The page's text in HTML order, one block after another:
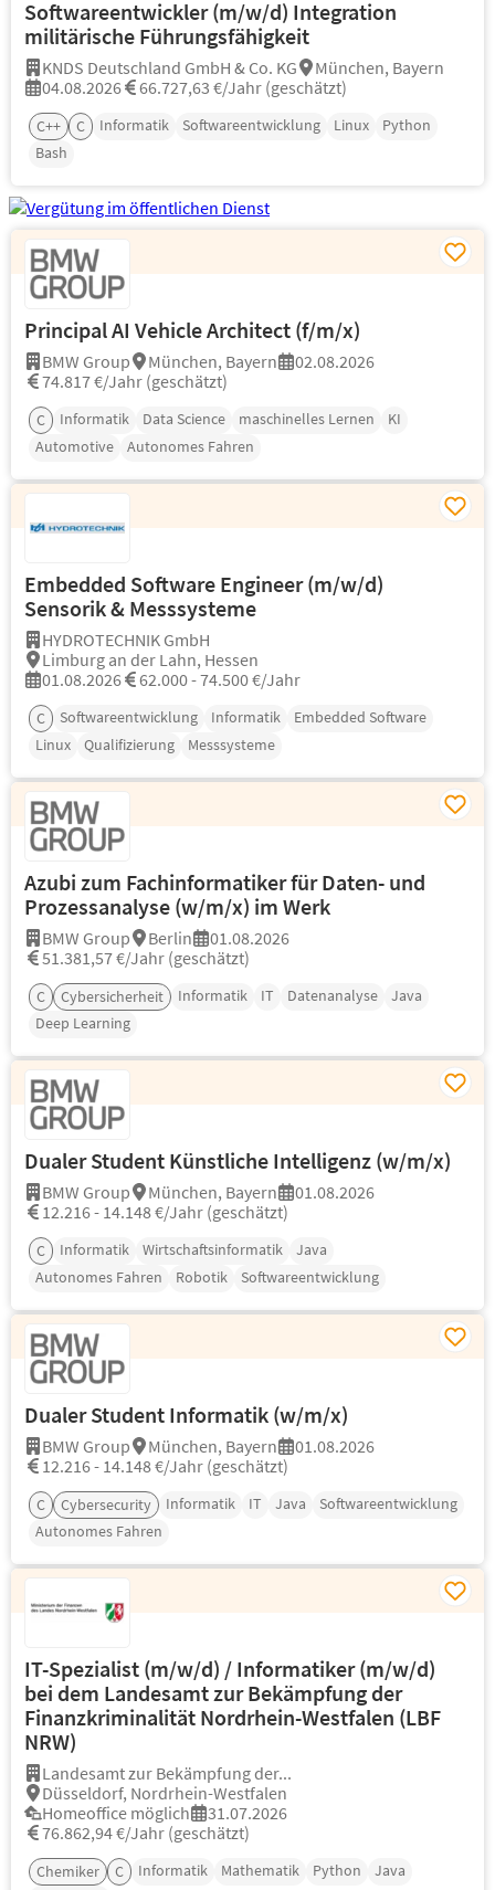
Softwareentwickler (m/w/d) Integration
militärische Führungsfähigkeit
KNDS Deutschland GmbH & Co. KG
München, Bayern
04.08.2026
66.727,63 €/Jahr (geschätzt)
C++ C Informatik Softwareentwicklung Linux
Python
Bash
Principal AI Vehicle Architect (f/m/x)
BMW Group München, Bayern
02.08.2026
74.817 €/Jahr (geschätzt)
C Informatik Data Science maschinelles Lernen
KI
Automotive
Autonomes Fahren
Embedded Software Engineer (m/w/d)
Sensorik & Messsysteme
HYDROTECHNIK GmbH
Limburg an der Lahn, Hessen
01.08.2026
62.000 - 74.500 €/Jahr
C Softwareentwicklung Informatik
Embedded Software
Linux
Qualifizierung Messsysteme
Azubi zum Fachinformatiker für Daten- und
Prozessanalyse (w/m/x) im Werk
BMW Group Berlin
01.08.2026
51.381,57 €/Jahr (geschätzt)
C Cybersicherheit Informatik IT Datenanalyse
Java
Deep Learning
Dualer Student Künstliche Intelligenz (w/m/x)
BMW Group München, Bayern
01.08.2026
12.216 - 14.148 €/Jahr (geschätzt)
C Informatik Wirtschaftsinformatik
Java
Autonomes Fahren
Robotik Softwareentwicklung
Dualer Student Informatik (w/m/x)
BMW Group München, Bayern
01.08.2026
12.216 - 14.148 €/Jahr (geschätzt)
C Cybersecurity Informatik IT Java
Softwareentwicklung
Autonomes Fahren
IT-Spezialist (m/w/d) / Informatiker (m/w/d)
bei dem Landesamt zur Bekämpfung der
Finanzkriminalität Nordrhein-Westfalen (LBF
NRW)
Landesamt zur Bekämpfung der...
Düsseldorf, Nordrhein-Westfalen
Homeoffice möglich
31.07.2026
76.862,94 €/Jahr (geschätzt)
Chemiker C Informatik Mathematik Python
Java